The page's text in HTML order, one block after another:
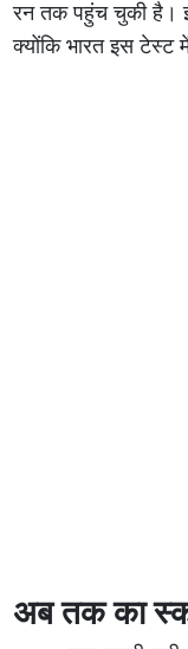
रन तक पहुंच चुकी है।
क्योंकि भारत इस टेस्ट
अब तक का